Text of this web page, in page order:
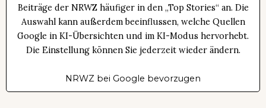
Beiträge der NRWZ häufiger in den „Top Stories“ an. Die
Auswahl kann außerdem beeinflussen, welche Quellen
Google in KI-Übersichten und im KI-Modus hervorhebt.
Die Einstellung können Sie jederzeit wieder ändern.
NRWZ bei Google bevorzugen